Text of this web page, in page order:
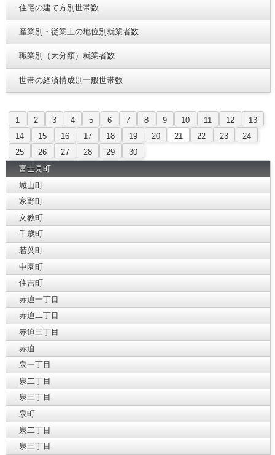
住宅の建て方別世帯数
産業別・従業上の地位別就業者数
職業別（大分類）就業者数
世帯の経済構成別一般世帯数
1 2 3 4 5 6 7 8 9 10 11 12
13
14
15 16 17 18 19 20 21 22 23
24
25
26 27 28 29
30
富士見町
城山町
家野町
文教町
千歳町
若葉町
中園町
住吉町
赤迫一丁目
赤迫二丁目
赤迫三丁目
赤迫
泉一丁目
泉二丁目
泉三丁目
泉町
泉二丁目
泉三丁目